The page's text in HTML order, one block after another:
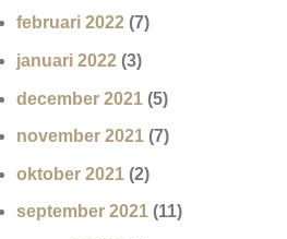
februari 2022 (7)
januari 2022 (3)
december 2021 (5)
november 2021 (7)
oktober 2021 (2)
september 2021 (11)